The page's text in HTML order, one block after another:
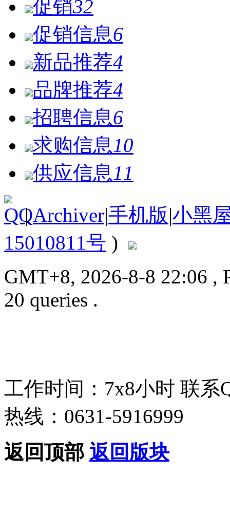
促销32
促销信息6
新品推荐4
品牌推荐4
招聘信息6
求购信息 10
供应信息 11
| Archiver|手机版|小黑
15010811号 )
GMT+8, 2026-8-8 22:06 ,
20 queries .
工作时间：7x8小时 联系
热线：0631-5916999
返回顶部 返回版块